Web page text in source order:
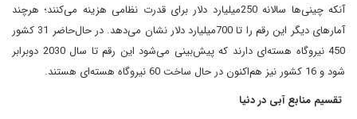
آنکه چینی‌ها سالانه 250‌میلیارد دلار برای قدرت نظامی هزینه می‌کنند؛ هرچند
آمارهای دیگر این رقم را تا 700میلیارد دلار نشان می‌دهد. در حال‌حاضر 31 کشور
450 نیروگاه هسته‌ای دارند که پیش‌بینی می‌شود این رقم تا سال‌ 2030 دو‌برابر
شود و 16 کشور نیز هم‌اکنون در حال ساخت 60 نیروگاه هسته‌ای هستند.
تقسیم منابع آبی در دنیا